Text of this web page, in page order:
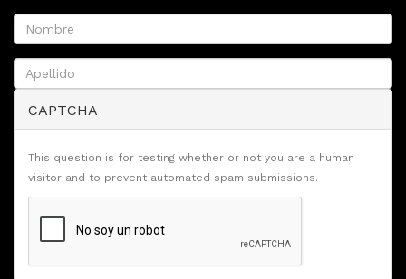
CAPTCHA
This question is for testing whether or not you are a human
visitor and to prevent automated spam submissions.